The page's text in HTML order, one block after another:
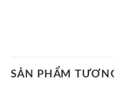
SẢN PHẨM